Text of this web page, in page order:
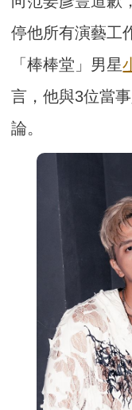
停他所有演藝工
「棒棒堂」男星
言，他與3位當
論。